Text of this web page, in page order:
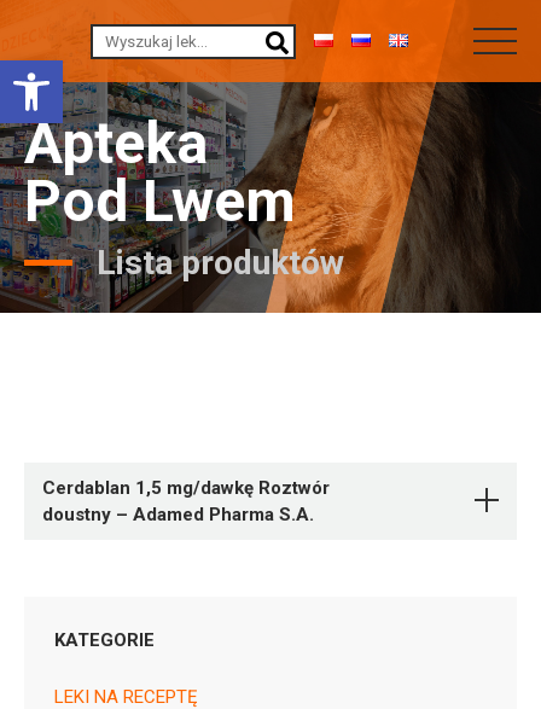
Otwórz pasek narzędzi
Apteka
Pod Lwem
Lista produktów
Cerdablan 1,5 mg/dawkę Roztwór
doustny – Adamed Pharma S.A.
KATEGORIE
LEKI NA RECEPTĘ